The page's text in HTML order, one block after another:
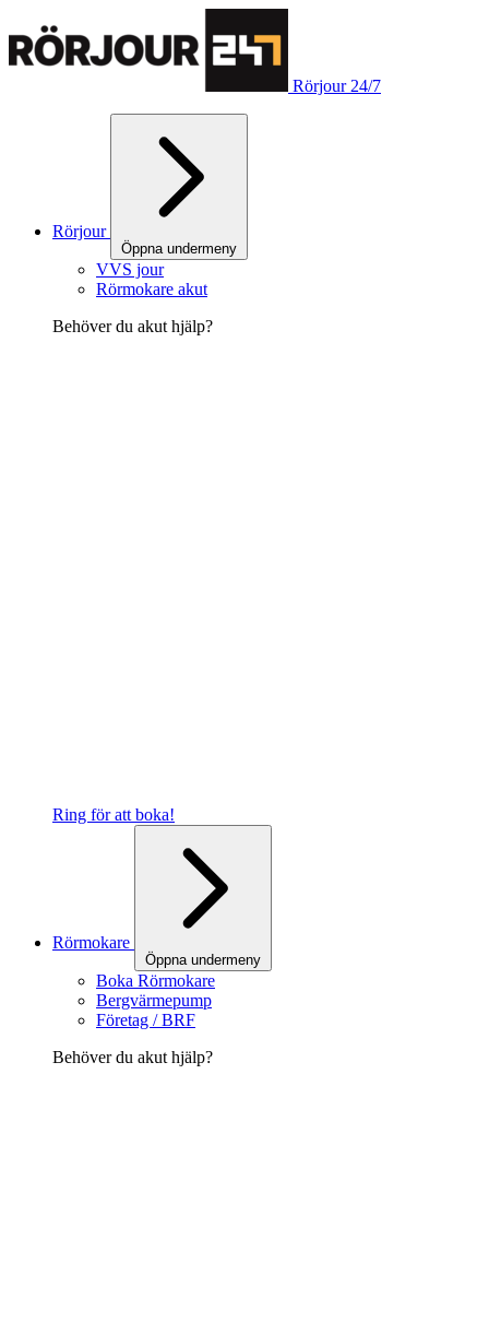
Rörjour 24/7
Rörjour
Öppna undermeny
VVS jour
Rörmokare akut
Behöver du akut hjälp?
Ring för att boka!
Rörmokare
Öppna undermeny
Boka Rörmokare
Bergvärmepump
Företag / BRF
Behöver du akut hjälp?